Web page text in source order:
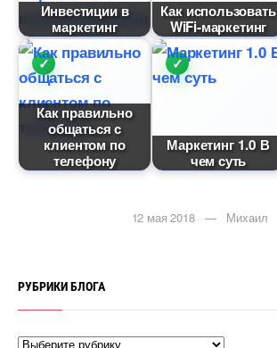
Инвестиции
маркетин
Как использовать
WiFi-маркетин
Как правильно
общаться с
клиентом по
телефону
Маркетинг 1.0
чем суть
12 мая 2018 — Михаил
РУБРИКИ БЛОГА